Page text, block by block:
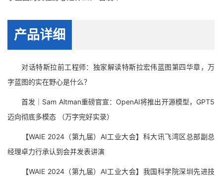
产品详细
对话特斯拉前工程师：独家解读特斯拉宏伟蓝图第四华章，万
字蓝图的实在野心是什么？
首发｜Sam Altman重磅官宣：OpenAI将推出开源模型，GPT5
迈向彻底多模态 （万字完好实录）
【WAIE 2024（第九届）AI工业大会】科大讯飞湾区总部副总
经理卓力行承认到会并发表讲演
【WAIE 2024（第九届）AI工业大会】我国科学院深圳先进技